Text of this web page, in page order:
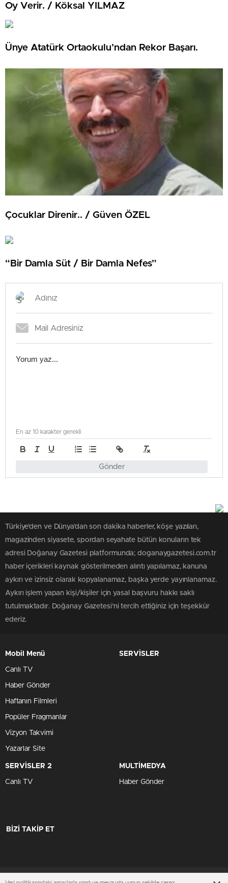
Oy Verir. / Köksal YILMAZ
Ünye Atatürk Ortaokulu’ndan Rekor Başarı.
Çocuklar Direnir.. / Güven ÖZEL
“Bir Damla Süt / Bir Damla Nefes”
Gönder
En az 10 karakter gerekli
Türkiye'den ve Dünya’dan son dakika haberler, köşe yazıları,
magazinden siyasete, spordan seyahate bütün konuların tek
adresi Doğanay Gazetesi platformunda; doganaygazetesi.com.tr
haber içerikleri kaynak gösterilmeden alıntı yapılamaz, kanuna
aykırı ve izinsiz olarak kopyalanamaz, başka yerde yayınlanamaz.
Aykırı işlem yapan kişi/kişiler için yasal başvuru hakkı saklı
tutulmaktadır. Doğanay Gazetesi'ni tercih ettiğiniz için teşekkür
ederiz.
Mobil Menü
Canlı TV
Haber Gönder
Haftanın Filmleri
Popüler Fragmanlar
Vizyon Takvimi
Yazarlar Site
SERVİSLER
SERVİSLER 2
Canlı TV
MULTİMEDYA
Haber Gönder
BİZİ TAKİP ET